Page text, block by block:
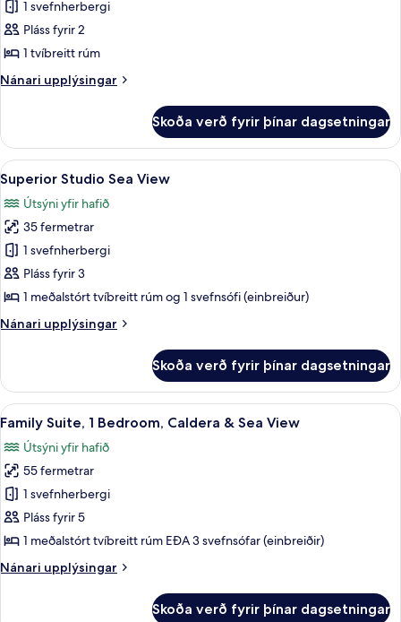
Standard
Studio,
Caldera
Sea
1 svefnherbergi
Pláss fyrir 2
1 tvíbreitt rúm
Nánari upplýsingar
Nánari
Studio,
Caldera
&
Sea
View
Skoða verð fyrir þínar dagsetningar
Skoða
allar
myndir
fyrir
Superior
Studio
Sea
Superior Studio Sea View |
27
Superior Studio Sea View
Útsýni yfir hafið
35 fermetrar
1 svefnherbergi
Pláss fyrir 3
1 meðalstórt tvíbreitt rúm og 1 svefnsófi (einbreiður)
Nánari upplýsingar
Nánari
Studio
Sea
View
Skoða verð fyrir þínar dagsetningar
Skoða
allar
myndir
fyrir
Family
Suite,
1
Caldera
Family Suite, 1 Bedroom, Caldera &
3
Family Suite, 1 Bedroom, Caldera & Sea View
Útsýni yfir hafið
55 fermetrar
1 svefnherbergi
Pláss fyrir 5
1 meðalstórt tvíbreitt rúm EÐA 3 svefnsófar (einbreiðir)
Nánari upplýsingar
Nánari
Skoða verð fyrir þínar dagsetningar